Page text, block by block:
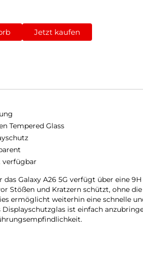
Jetzt kaufen
Tempered Glass
verfügbar
das Galaxy A26 5G verfügt über eine
Stößen und Kratzern schützt, ohne
ermöglicht weiterhin eine schnelle
ist einfach